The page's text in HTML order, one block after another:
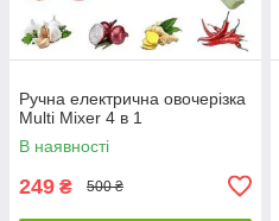
Ручна електрична овочерізка
Multi Mixer 4 в 1
В наявності
249 ₴ 500 ₴